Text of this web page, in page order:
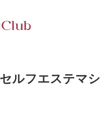
ルフエステマシ